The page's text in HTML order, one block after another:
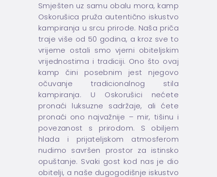
Smješten uz samu obalu mora, kamp
Oskorušica pruža autentično iskustvo
kampiranja u srcu prirode. Naša priča
traje više od 50 godina, a kroz sve to
vrijeme ostali smo vjerni obiteljskim
vrijednostima i tradiciji. Ono što ovaj
kamp čini posebnim jest njegovo
očuvanje tradicionalnog stila
kampiranja. U Oskorušici nećete
pronaći luksuzne sadržaje, ali ćete
pronaći ono najvažnije – mir, tišinu i
povezanost s prirodom. S obiljem
hlada i prijateljskom atmosferom
nudimo savršen prostor za istinsko
opuštanje. Svaki gost kod nas je dio
obitelji, a naše dugogodišnje iskustvo